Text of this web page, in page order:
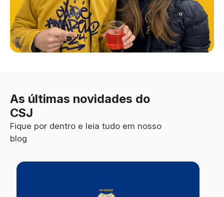
As últimas novidades do
CSJ
Fique por dentro e leia tudo em nosso
blog